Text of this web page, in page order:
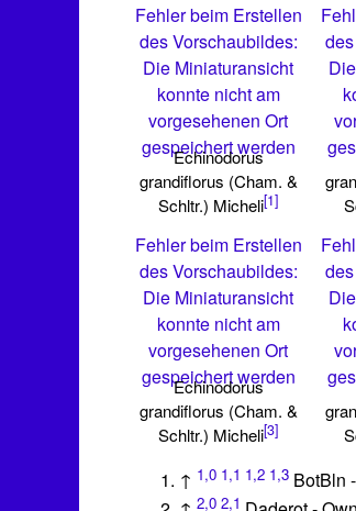
Fehler beim Erstellen
des Vorschaubildes:
Die Miniaturansicht
konnte nicht am
vorgesehenen Ort
gespeichert werden
Echinodorus
grandiflorus (Cham. &
Schltr.) Micheli[1]
Fehler beim Erstellen
des Vorschaubildes:
Die Miniaturansicht
konnte nicht am
vorgesehenen Ort
gespeichert werden
Echinodorus
grandiflorus (Cham. &
Schltr.) Micheli[3]
↑ 1,0 1,1 1,2 1,3 BotBln
2,0 2,1